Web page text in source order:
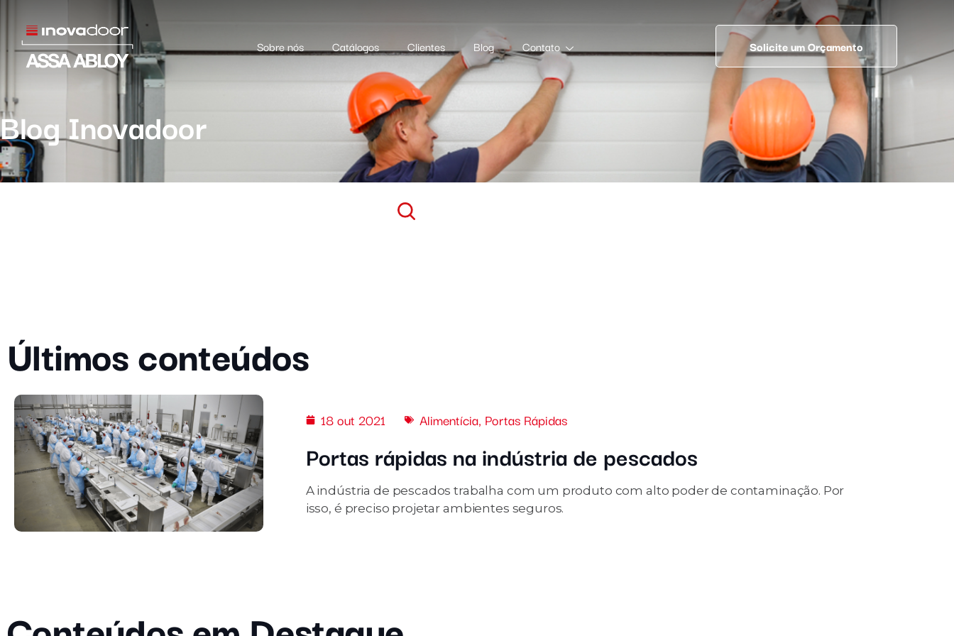
Sobre nós Catálogos Clientes Blog Contato Solicite um Orçamento
Blog Inovadoor
Últimos conteúdos
18 out 2021 Alimentícia, Portas Rápidas
Portas rápidas na indústria de pescados
A indústria de pescados trabalha com um produto com alto poder de contaminação. Por
isso, é preciso projetar ambientes seguros.